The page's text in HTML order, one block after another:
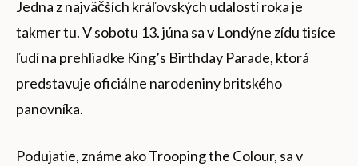
Jedna z najväčších kráľovských udalostí roka je
takmer tu. V sobotu 13. júna sa v Londýne zídu tisíce
ľudí na prehliadke King’s Birthday Parade, ktorá
predstavuje oficiálne narodeniny britského
panovníka.
Podujatie, známe ako Trooping the Colour, sa v